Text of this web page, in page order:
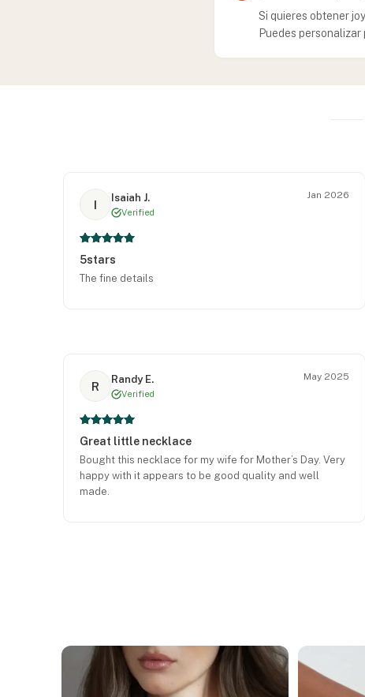
Si quieres obtener
Puedes
I
Isaiah J.
Verified
Jan 2026
5stars
The fine details
R
Randy E.
Verified
May 2025
Great little necklace
Bought this necklace for my wife for Mother’s Day. Very
happy with it appears to be good quality and well
made.